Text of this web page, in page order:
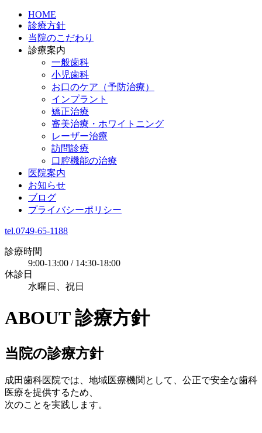
HOME
診療方針
当院のこだわり
診療案内
一般歯科
小児歯科
お口のケア（予防治療）
インプラント
矯正治療
審美治療・ホワイトニング
レーザー治療
訪問診療
口腔機能の治療
医院案内
お知らせ
ブログ
プライバシーポリシー
tel.0749-65-1188
診療時間
9:00-13:00 / 14:30-18:00
休診日
水曜日、祝日
ABOUT 診療方針
当院の診療方針
成田歯科医院では、地域医療機関として、公正で安全な歯科
医療を提供するため、
次のことを実践します。